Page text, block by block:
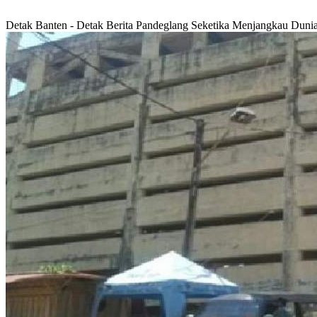
Detak Banten - Detak Berita Pandeglang Seketika Menjangkau